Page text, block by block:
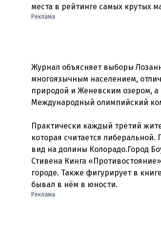
Реклама
Журнал объясняет выборы
многоязычным населением,
природой и Женевским озером, а
Международный олимпийский
Практически каждый третий
которая считается
вид на долины Колорадо.Город
Стивена Кинга
городе. Также фигурирует в
Реклама